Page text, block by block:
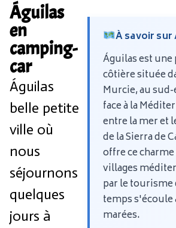
Águilas
en
camping-
car
Águilas
belle petite
ville où
nous
séjournons
quelques
jours à
À savoir sur
Águilas est
côtière située
Murcie, au
face à la
entre la mer et
de la Sierra de
offre ce
villages
par le tourisme
temps s'écoule
marées.